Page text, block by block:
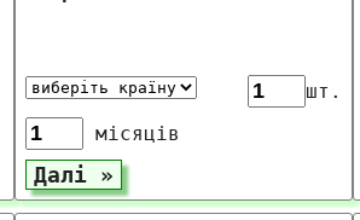
шт.
місяців